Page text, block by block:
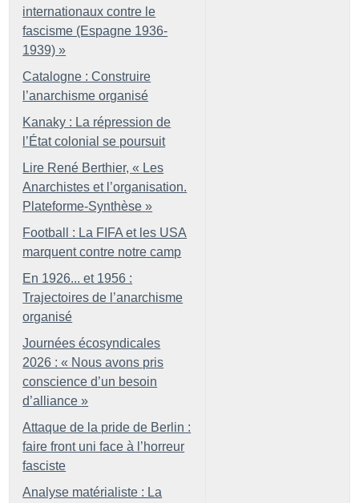
internationaux contre le
fascisme (Espagne 1936-
1939) »
Catalogne : Construire
l’anarchisme organisé
Kanaky : La répression de
l’État colonial se poursuit
Lire René Berthier, « Les
Anarchistes et l’organisation.
Plateforme-Synthèse »
Football : La FIFA et les USA
marquent contre notre camp
En 1926... et 1956 :
Trajectoires de l’anarchisme
organisé
Journées écosyndicales
2026 : « Nous avons pris
conscience d’un besoin
d’alliance »
Attaque de la pride de Berlin :
faire front uni face à l’horreur
fasciste
Analyse matérialiste : La